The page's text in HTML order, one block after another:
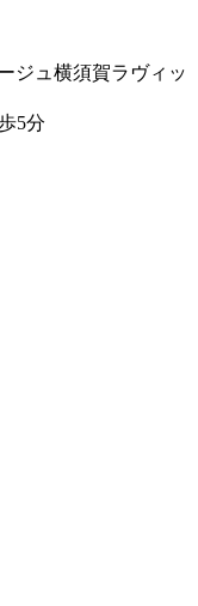
ジュ横須賀ラヴィッ
5分